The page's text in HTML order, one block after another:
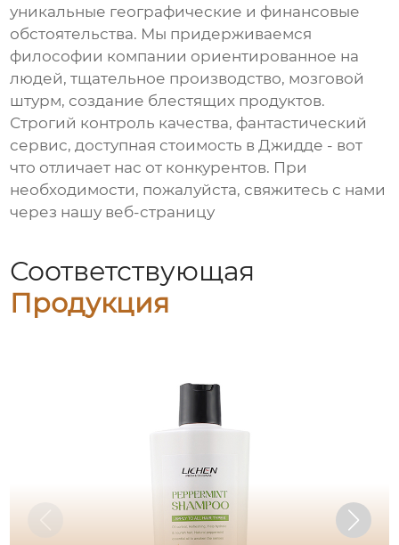
уникальные географические и финансовые
обстоятельства. Мы придерживаемся
философии компании ориентированное на
людей, тщательное производство, мозговой
штурм, создание блестящих продуктов.
Строгий контроль качества, фантастический
сервис, доступная стоимость в Джидде - вот
что отличает нас от конкурентов. При
необходимости, пожалуйста, свяжитесь с нами
через нашу веб-страницу
Соответствующая
Продукция